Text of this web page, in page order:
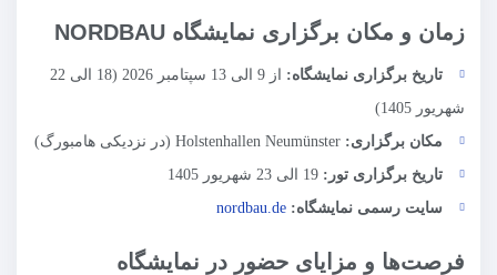
زمان و مکان برگزاری نمایشگاه NORDBAU
تاریخ برگزاری نمایشگاه:
از 9 الی 13 سپتامبر 2026 (18 الی 22
شهریور 1405)
مکان برگزاری:
تاریخ برگزاری تور: 19 الی 23 شهریور 1405
سایت رسمی نمایشگاه: nordbau.de
فرصت‌ها و مزایای حضور در نمایشگاه